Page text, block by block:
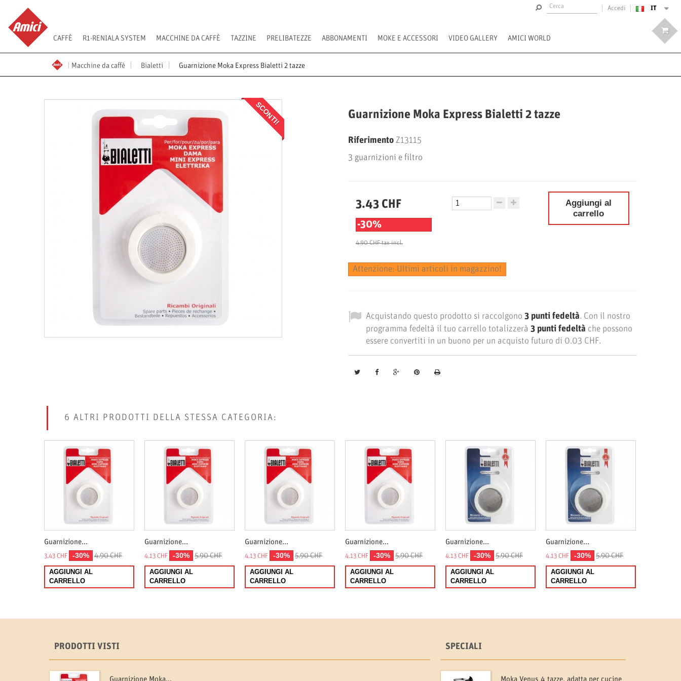
IT
Accedi
CAFFÈ R1-RENIALA SYSTEM MACCHINE DA CAFFÈ TAZZINE PRELIBATEZZE ABBONAMENTI MOKE E ACCESSORI VIDEO GALLERY AMICI WORLD
Macchine da caffè Bialetti Guarnizione Moka Express Bialetti 2 tazze
SCONTI! Guarnizione Moka Express Bialetti 2 tazze
Riferimento Z13115
3 guarnizioni e filtro
3.43 CHF
-30%
4.90 CHFtax incl.
Aggiungi al
carrello
Attenzione: Ultimi articoli in magazzino!
Acquistando questo prodotto si raccolgono 3punti fedeltà. Con il nostro
programma fedeltà il tuo carrello totalizzerà 3punti fedeltà che possono
essere convertiti in un buono per un acquisto futuro di 0.03 CHF.
6 ALTRI PRODOTTI DELLA STESSA CATEGORIA:
Guarnizione...
3.43 CHF -30% 4.90 CHF
AGGIUNGI AL
CARRELLO
Guarnizione...
4.13 CHF -30% 5.90 CHF
AGGIUNGI AL
CARRELLO
Guarnizione...
4.13 CHF -30% 5.90 CHF
AGGIUNGI AL
CARRELLO
Guarnizione...
4.13 CHF -30% 5.90 CHF
AGGIUNGI AL
CARRELLO
Guarnizione...
4.13 CHF -30% 5.90 CHF
AGGIUNGI AL
CARRELLO
Guarnizione...
4.13 CHF -30% 5.90 CHF
AGGIUNGI AL
CARRELLO
PRODOTTI VISTI SPECIALI